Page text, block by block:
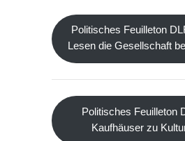
Politisches Feuilleton
Lesen die Gesellschaft
Politisches Feuilleton
Kaufhäuser zu